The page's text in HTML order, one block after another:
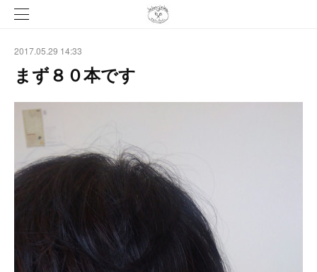
2017.05.29 14:33
まず８０本です